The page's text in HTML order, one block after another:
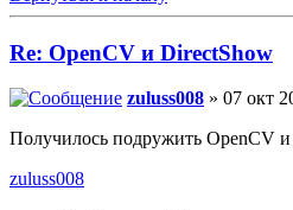
Re: OpenCV и DirectShow
zuluss008 » 07 окт
Получилось подружить OpenCV
zuluss008